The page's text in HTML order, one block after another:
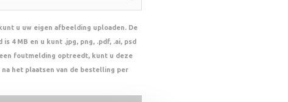
u uw eigen afbeelding uploaden. De
4 MB en u kunt .jpg, png, .pdf, .ai, psd
foutmelding optreedt, kunt u deze
het plaatsen van de bestelling per